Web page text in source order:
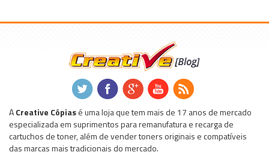
. . . . .
ACreative Cópiasé uma loja que tem mais de 17 anos de mercado
especializada em suprimentos para remanufatura e recarga de
cartuchos de toner, além de vender toners originais e compatíveis
das marcas mais tradicionais do mercado.